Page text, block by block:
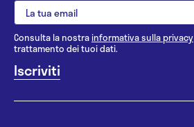
Consulta la nostrainformativa sulla privacy
trattamento dei tuoi dati.